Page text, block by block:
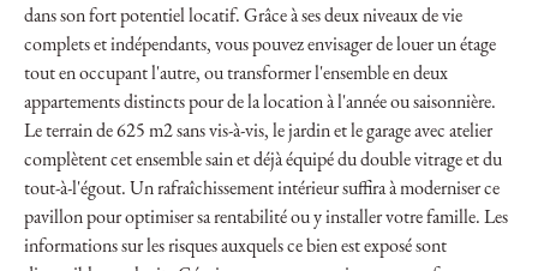
dans son fort potentiel locatif. Grâce à ses deux niveaux de vie
complets et indépendants, vous pouvez envisager de louer un étage
tout en occupant l'autre, ou transformer l'ensemble en deux
appartements distincts pour de la location à l'année ou saisonnière.
Le terrain de 625 m2 sans vis-à-vis, le jardin et le garage avec atelier
complètent cet ensemble sain et déjà équipé du double vitrage et du
tout-à-l'égout. Un rafraîchissement intérieur suffira à moderniser ce
pavillon pour optimiser sa rentabilité ou y installer votre famille. Les
informations sur les risques auxquels ce bien est exposé sont